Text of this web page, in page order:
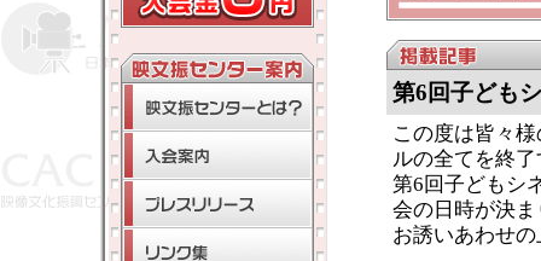
第6回子ども
この度は皆々
ルの全てを終
第6回子どもシ
会の日時が決
お誘いあわせ